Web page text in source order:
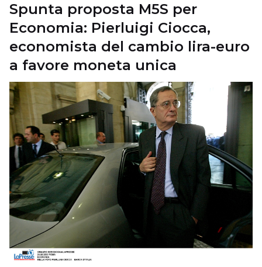
Spunta proposta M5S per
Economia: Pierluigi Ciocca,
economista del cambio lira-euro
a favore moneta unica